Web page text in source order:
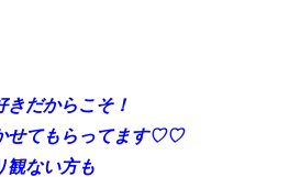
きだからこそ！
せてもらってます♡♡
観ない方も